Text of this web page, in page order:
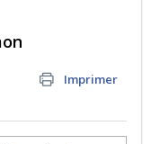
Imprimer